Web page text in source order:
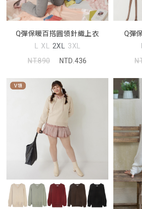
Q彈保暖百搭圓領針織上衣
L XL 2XL 3XL
NT.890
NTD.436
Q彈